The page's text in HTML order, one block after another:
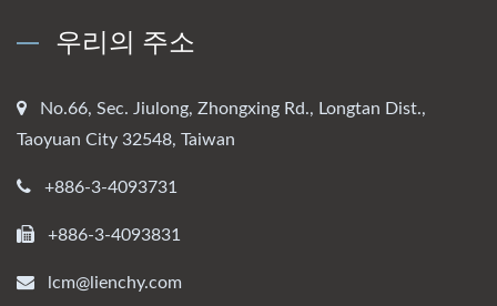
우리의 주소
No.66, Sec. Jiulong, Zhongxing Rd., Longtan Dist.,
Taoyuan City 32548, Taiwan
+886-3-4093731
+886-3-4093831
lcm@lienchy.com